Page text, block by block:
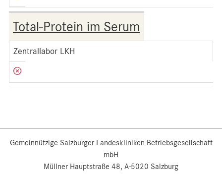
Total-Protein im Serum
Zentrallabor LKH
Gemeinnützige Salzburger Landeskliniken Betriebsgesellschaft
mbH
Müllner Hauptstraße 48, A-5020 Salzburg